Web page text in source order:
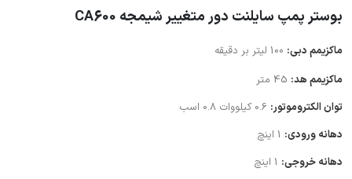
بوستر پمپ سایلنت دور متغییر شیمجه CA600
ماکزیمم دبی:
ماکزیمم هد:
توان الکتروموتور:
دهانه ورودی:
دهانه خروجی: